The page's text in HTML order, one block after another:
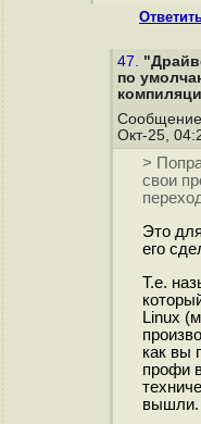
47.
по
Окт-25,
>
свои
Это
его
Т.е.
Linux
как вы
профи
вышли.